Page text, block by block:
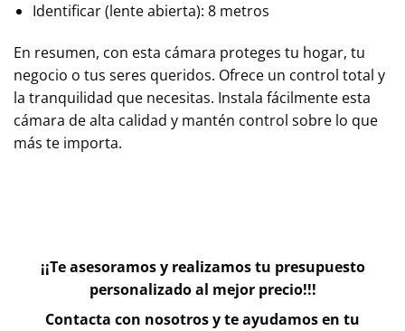
Identificar (lente abierta): 8 metros
En resumen, con esta cámara proteges tu hogar, tu
negocio o tus seres queridos. Ofrece un control total y
la tranquilidad que necesitas. Instala fácilmente esta
cámara de alta calidad y mantén control sobre lo que
más te importa.
¡¡Te asesoramos y realizamos tu presupuesto
personalizado al mejor precio!!!
Contacta con nosotros y te ayudamos en tu